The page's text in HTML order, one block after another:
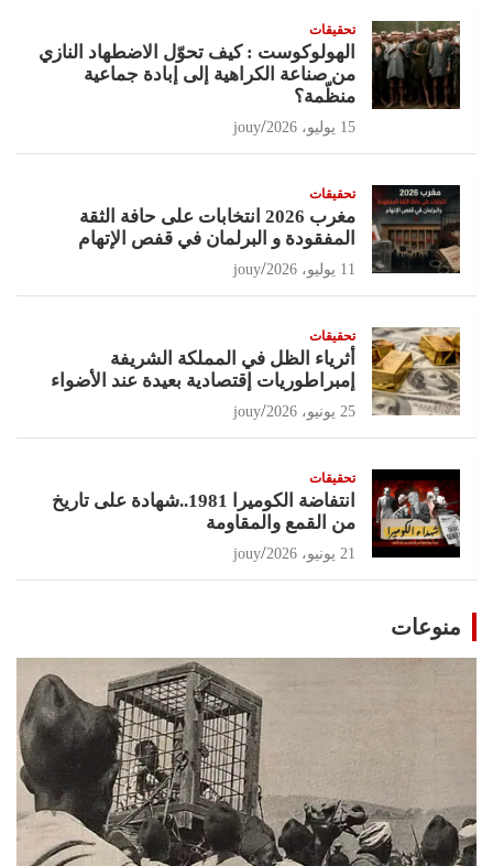
تحقيقات
الهولوكوست : كيف تحوّل الاضطهاد النازي
من صناعة الكراهية إلى إبادة جماعية
منظّمة؟
15 يوليو، 2026 jouy
تحقيقات
مغرب 2026 انتخابات على حافة الثقة
المفقودة و البرلمان في قفص الإتهام
11 يوليو، 2026 jouy
تحقيقات
أثرياء الظل في المملكة الشريفة
إمبراطوريات إقتصادية بعيدة عند الأضواء
25 يونيو، 2026 jouy
تحقيقات
انتفاضة الكوميرا 1981..شهادة على تاريخ
من القمع والمقاومة
21 يونيو، 2026 jouy
منوعات